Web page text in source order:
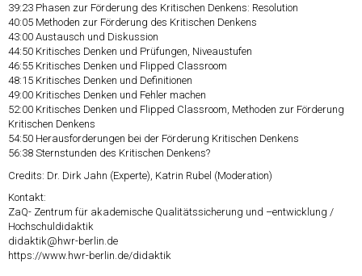
39:23 Phasen zur Förderung des Kritischen Denkens: Resolution
40:05 Methoden zur Förderung des Kritischen Denkens
43:00 Austausch und Diskussion
44:50 Kritisches Denken und Prüfungen, Niveaustufen
46:55 Kritisches Denken und Flipped Classroom
48:15 Kritisches Denken und Definitionen
49:00 Kritisches Denken und Fehler machen
52:00 Kritisches Denken und Flipped Classroom, Methoden zur Förderung
Kritischen Denkens
54:50 Herausforderungen bei der Förderung Kritischen Denkens
56:38 Sternstunden des Kritischen Denkens?
Credits: Dr. Dirk Jahn (Experte), Katrin Rubel (Moderation)
Kontakt:
ZaQ- Zentrum für akademische Qualitätssicherung und –entwicklung /
Hochschuldidaktik
didaktik@hwr-berlin.de
https://www.hwr-berlin.de/didaktik